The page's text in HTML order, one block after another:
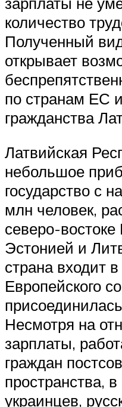
количество
Полученный
открывает
по странам ЕС
гражданства
Латвийская
небольшое
государство с
млн человек,
северо-
Эстонией и
страна входит
Европейского
Несмотря на
зарплаты,
граждан
пространства, в
украинцев,